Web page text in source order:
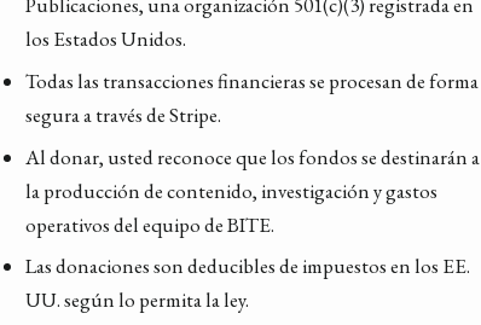
los Estados Unidos.
Todas las transacciones financieras se procesan de forma
segura a través de Stripe.
Al donar, usted reconoce que los fondos se destinarán a
la producción de contenido, investigación y gastos
operativos del equipo de BITE.
Las donaciones son deducibles de impuestos en los EE.
UU. según lo permita la ley.